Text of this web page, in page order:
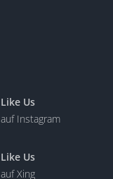
Like Us
auf Instagram
Like Us
auf Xing